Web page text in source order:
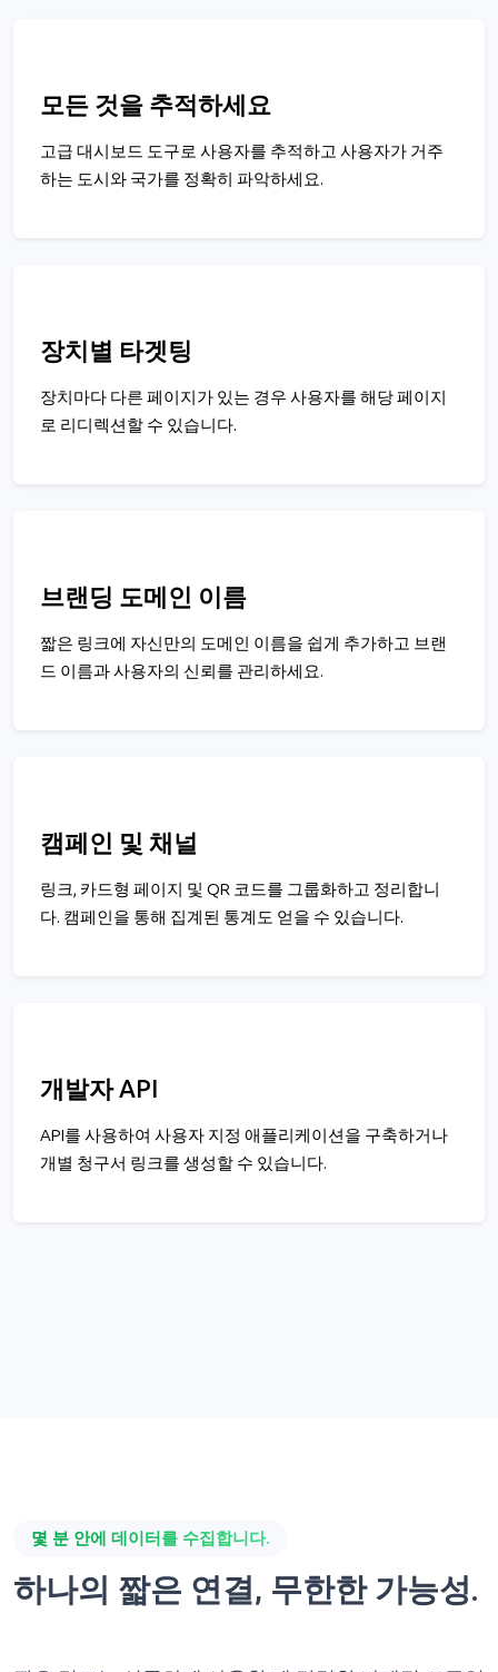
모든 것을 추적하세요
고급 대시보드 도구로 사용자를 추적하고 사용자가 거주
하는 도시와 국가를 정확히 파악하세요.
장치별 타겟팅
장치마다 다른 페이지가 있는 경우 사용자를 해당 페이지
로 리디렉션할 수 있습니다.
브랜딩 도메인 이름
짧은 링크에 자신만의 도메인 이름을 쉽게 추가하고 브랜
드 이름과 사용자의 신뢰를 관리하세요.
캠페인 및 채널
링크, 카드형 페이지 및 QR 코드를 그룹화하고 정리합니
다. 캠페인을 통해 집계된 통계도 얻을 수 있습니다.
개발자 API
API를 사용하여 사용자 지정 애플리케이션을 구축하거나
개별 청구서 링크를 생성할 수 있습니다.
몇 분 안에 데이터를 수집합니다.
하나의 짧은 연결, 무한한 가능성.